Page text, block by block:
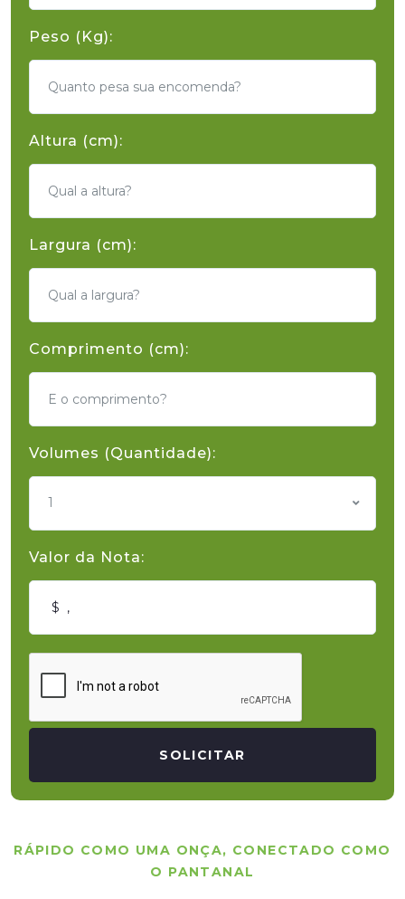
Peso (Kg):
Altura (cm):
Largura (cm):
Comprimento (cm):
Volumes (Quantidade):
1
Valor da Nota:
SOLICITAR
RÁPIDO COMO UMA ONÇA, CONECTADO COMO
O PANTANAL